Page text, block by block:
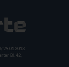
29.01.2013
Bl. 42,